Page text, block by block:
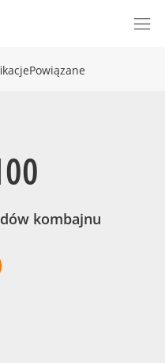
Powiązane
kombajnu